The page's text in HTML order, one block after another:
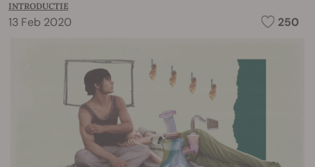
INTRODUCTIE
13 Feb 2020 250